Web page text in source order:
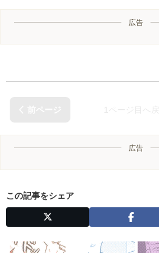
広告
広告
この記事をシェア